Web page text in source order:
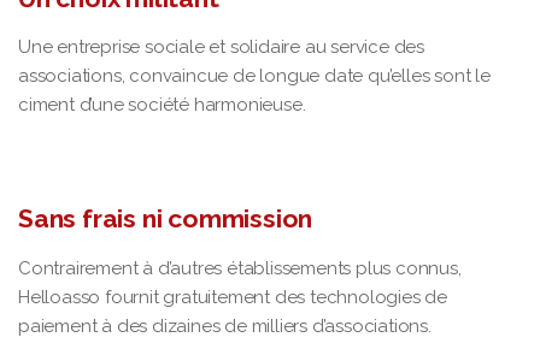
Une entreprise sociale et solidaire au service des
associations, convaincue de longue date qu’elles sont le
ciment d’une société harmonieuse.
Sans frais ni commission
Contrairement à d’autres établissements plus connus,
Helloasso fournit gratuitement des technologies de
paiement à des dizaines de milliers d’associations.